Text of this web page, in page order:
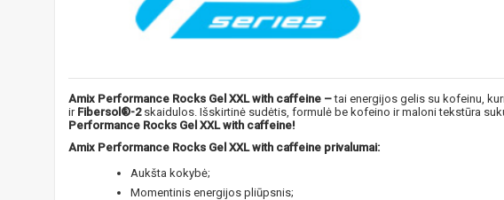
Amix Performance Rocks Gel XXL with caffeine –tai energijos gelis su kofeinu,
ir Fibersol®-2skaidulos. Išskirtinė sudėtis, formulė be kofeino ir maloni tekstūra
Performance Rocks Gel XXL with caffeine!
Amix Performance Rocks Gel XXL with caffeine privalumai:
Aukšta kokybė;
Momentinis energijos pliūpsnis;